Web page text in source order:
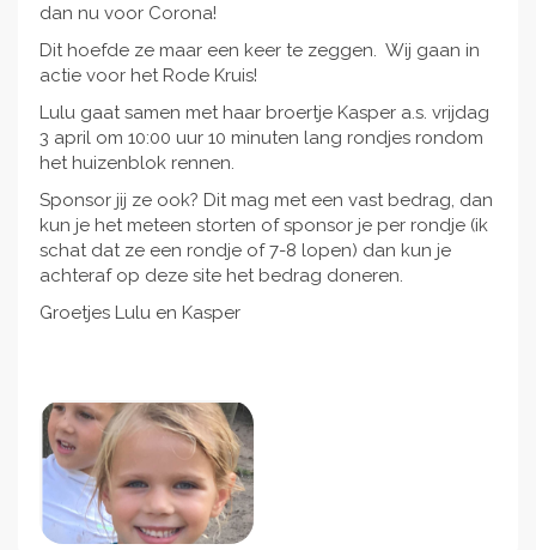
dan nu voor Corona!
Dit hoefde ze maar een keer te zeggen. Wij gaan in
actie voor het Rode Kruis!
Lulu gaat samen met haar broertje Kasper a.s. vrijdag
3 april om 10:00 uur 10 minuten lang rondjes rondom
het huizenblok rennen.
Sponsor jij ze ook? Dit mag met een vast bedrag, dan
kun je het meteen storten of sponsor je per rondje (ik
schat dat ze een rondje of 7-8 lopen) dan kun je
achteraf op deze site het bedrag doneren.
Groetjes Lulu en Kasper